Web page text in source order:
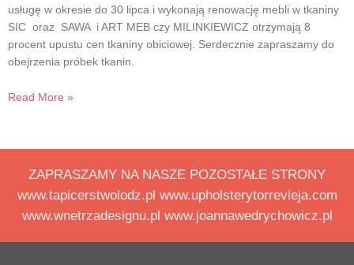
usługę w okresie do 30 lipca i wykonają renowację mebli w tkaniny
SIC oraz SAWA i ART MEB czy MILINKIEWICZ otrzymają 8
procent upustu cen tkaniny obiciowej. Serdecznie zapraszamy do
obejrzenia próbek tkanin.
Read More »
ZAPRASZAMY NA NASZE POZOSTAŁE STRONY
www.tapicerstwolodz.pl www.upholsterytorrevieja.com
www.wnetrzadesignu.pl www.joannawedrychowicz.pl